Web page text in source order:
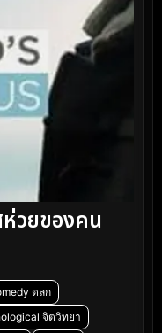
วยของคน
ตลก
จิตวิทยา